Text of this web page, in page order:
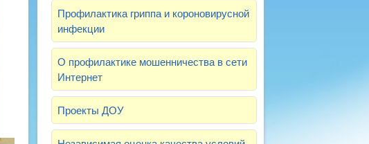
Профилактика гриппа и короновирусной
инфекции
О профилактике мошенничества в сети
Интернет
Проекты ДОУ